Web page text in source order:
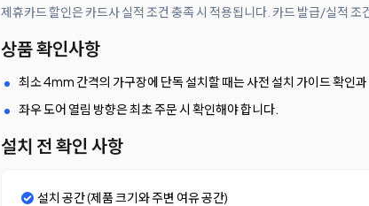
제휴카드 할인은 카드사 실적 조건 충족 시 적용됩니다. 카드 발급/실적 조
상품 확인사항
최소 4mm 간격의 가구장에 단독 설치할 때는 사전 설치 가이드 확인
좌우 도어 열림 방향은 최초 주문 시 확인해야 합니다.
설치 전 확인 사항
설치 공간 (제품 크기와 주변 여유 공간)